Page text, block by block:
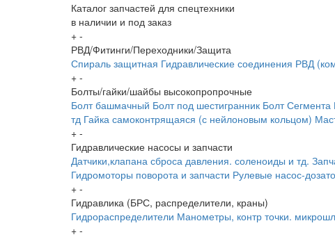
Каталог запчастей для спецтехники
в наличии и под заказ
+ -
РВД/Фитинги/Переходники/Защита
Спираль защитная Гидравлические соединения РВД
+ -
Болты/гайки/шайбы высокопропрочные
Болт башмачный Болт под шестигранник Болт Сегмента
тд Гайка самоконтрящаяся (с нейлоновым кольцом)
+ -
Гидравлические насосы и запчасти
Датчики,клапана сброса давления. соленоиды и тд.
Гидромоторы поворота и запчасти Рулевые насос-
+ -
Гидравлика (БРС, распределители, краны)
Гидрораспределители Манометры, контр точки.
+ -